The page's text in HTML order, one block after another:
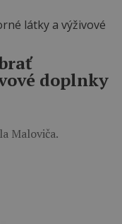
doplnky
Maloviča.